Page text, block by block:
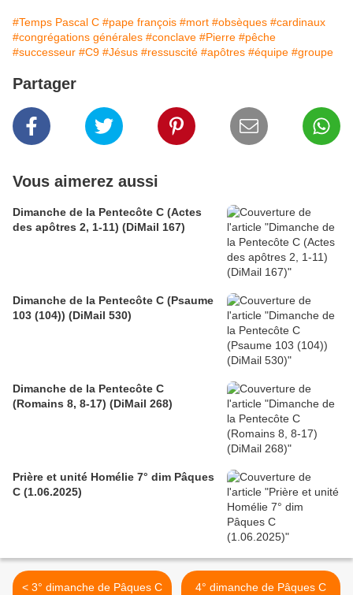
#Temps Pascal C #pape françois #mort #obsèques #cardinaux
#congrégations générales #conclave #Pierre #pêche
#successeur #C9 #Jésus #ressuscité #apôtres #équipe #groupe
Partager
Vous aimerez aussi
Dimanche de la Pentecôte C (Actes
des apôtres 2, 1-11) (DiMail 167)
Dimanche de la Pentecôte C (Psaume
103 (104)) (DiMail 530)
Dimanche de la Pentecôte C
(Romains 8, 8-17) (DiMail 268)
Prière et unité Homélie 7° dim Pâques
C (1.06.2025)
< 3° dimanche de Pâques C
4° dimanche de Pâques C